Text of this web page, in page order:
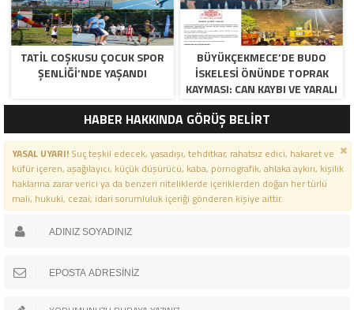
TATİL COŞKUSU ÇOCUK SPOR
ŞENLİĞİ’NDE YAŞANDI
BÜYÜKÇEKMECE’DE BUDO
İSKELESİ ÖNÜNDE TOPRAK
KAYMASI: CAN KAYBI VE YARALI
YOK…
HABER HAKKINDA GÖRÜŞ BELİRT
YASAL UYARI!Suç teşkil edecek, yasadışı, tehditkar, rahatsız edici, hakaret ve
küfür içeren, aşağılayıcı, küçük düşürücü, kaba, pornografik, ahlaka aykırı, kişilik
haklarına zarar verici ya da benzeri niteliklerde içeriklerden doğan her türlü
mali, hukuki, cezai, idari sorumluluk içeriği gönderen kişiye aittir.